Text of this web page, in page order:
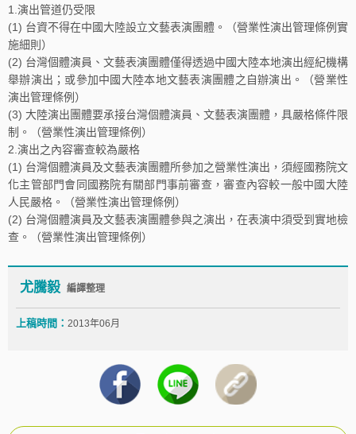
1.演出管道仍受限
(1) 台資不得在中國大陸設立文藝表演團體。（營業性演出管理條例實
施細則）
(2) 台灣個體演員、文藝表演團體僅得透過中國大陸本地演出經紀機構
舉辦演出；或參加中國大陸本地文藝表演團體之自辦演出。（營業性
演出管理條例）
(3) 大陸演出團體要承接台灣個體演員、文藝表演團體，具嚴格條件限
制。（營業性演出管理條例）
2.演出之內容審查較為嚴格
(1) 台灣個體演員及文藝表演團體所參加之營業性演出，須經國務院文
化主管部門會同國務院有關部門事前審查，審查內容較一般中國大陸
人民嚴格。（營業性演出管理條例）
(2) 台灣個體演員及文藝表演團體參與之演出，在表演中須受到實地檢
查。（營業性演出管理條例）
尤騰毅 編譯整理
上稿時間： 2013年06月